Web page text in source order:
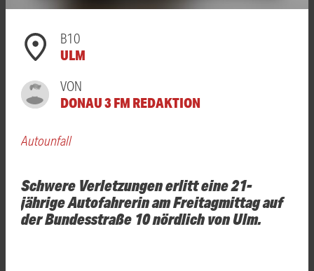
B10
ULM
VON
DONAU 3 FM REDAKTION
Autounfall
Schwere Verletzungen erlitt eine 21-
jährige Autofahrerin am Freitagmittag auf
der Bundesstraße 10 nördlich von Ulm.